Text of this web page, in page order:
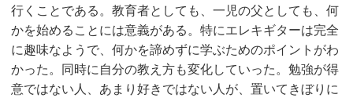
行くことである。教育者としても、一児の父としても、何
かを始めることには意義がある。特にエレキギターは完全
に趣味なようで、何かを諦めずに学ぶためのポイントがわ
かった。同時に自分の教え方も変化していった。勉強が得
意ではない人、あまり好きではない人が、置いてきぼりに